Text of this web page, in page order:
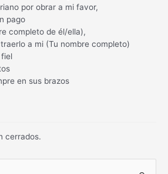
por obrar a mi favor,
pago
completo de él/ella),
a mi (Tu nombre completo)
fiel
en sus brazos
cerrados.